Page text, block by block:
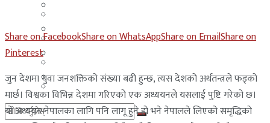
युएई
साउदी अरब
मलेसिया
लेबनान
साउदी अरब
Share on FacebookShare on WhatsAppShare on EmailShare on
Pinterest
जुन देशमा युवा जनशक्तिको संख्या बढी हुन्छ, त्यस देशको अर्थतन्त्रले फड्को
मार्छ। विश्वका विभिन्न देशमा गरिएको एक अध्ययनले यसलाई पुष्टि गरेको छ।
यो अध्ययन नेपालका लागि पनि लागू हुने हो भने नेपालले लिएको समृद्धिको